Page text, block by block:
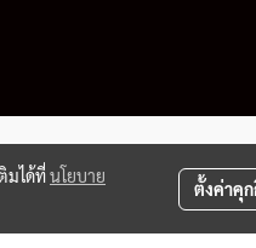
มได้ที่นโยบาย
ตั้งค่าคุ